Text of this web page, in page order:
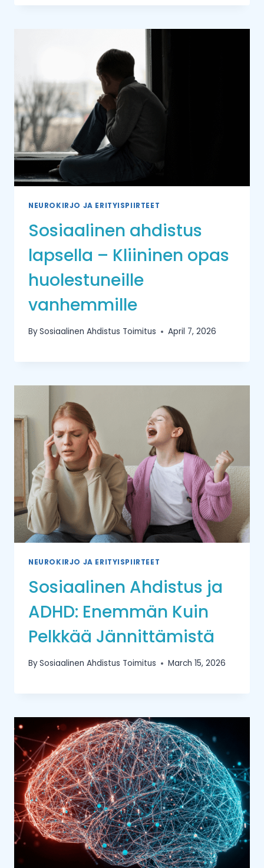
NEUROKIRJO JA ERITYISPIIRTEET
Sosiaalinen ahdistus
lapsella – Kliininen opas
huolestuneille
vanhemmille
BySosiaalinen Ahdistus Toimitus April 7, 2026
NEUROKIRJO JA ERITYISPIIRTEET
Sosiaalinen Ahdistus ja
ADHD: Enemmän Kuin
Pelkkää Jännittämistä
BySosiaalinen Ahdistus Toimitus March 15, 2026